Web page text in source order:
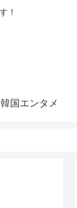
！
韓国エンタメ